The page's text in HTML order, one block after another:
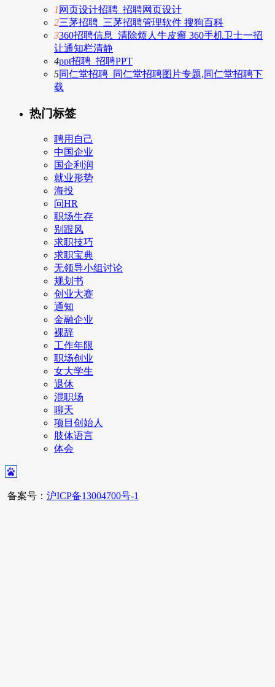
1 网页设计招聘_招聘网页设计
2三茅招聘_三茅招聘管理软件 搜狗百科
3360招聘信息_清除烦人牛皮癣 360手机卫士一招
让通知栏清静
4ppt招聘_招聘PPT
5同仁堂招聘_同仁堂招聘图片专题,同仁堂招聘下
载
热门标签
聘用自己
中国企业
国企利润
就业形势
海投
问HR
职场生存
别跟风
求职技巧
求职宝典
无领导小组讨论
规划书
创业大赛
通知
金融企业
裸辞
工作年限
职场创业
女大学生
退休
混职场
聊天
项目创始人
肢体语言
体会
备案号： 沪ICP备13004700号-1